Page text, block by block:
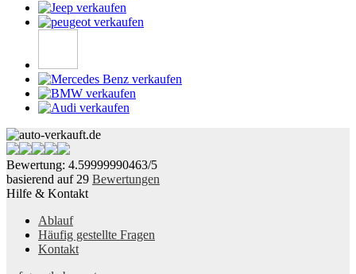
Bewertung: 4.59999990463/5
basierend auf 29 Bewertungen
Hilfe & Kontakt
Ablauf
Häufig gestellte Fragen
Kontakt